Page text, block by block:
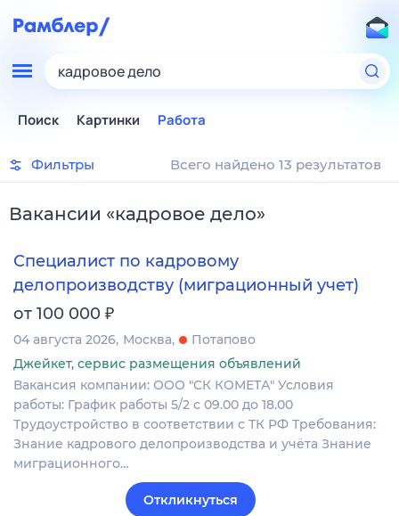
кадровое дело
Поиск Картинки Работа
Фильтры Всего найдено 13 результатов
Вакансии «кадровое дело»
Специалист по кадровому
делопроизводству (миграционный учет)
от 100 000 ₽
04 августа 2026 Москва
Потапово
Джейкет, сервис размещения объявлений
Вакансия компании: ООО "СК КОМЕТА" Условия
работы: График работы 5/2 с 09.00 до 18.00
Трудоустройство в соответствии с ТК РФ Требования:
Знание кадрового делопроизводства и учёта Знание
миграционного…
Откликнуться